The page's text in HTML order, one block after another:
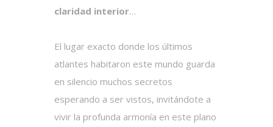
claridad interior…
El lugar exacto donde los últimos
atlantes habitaron este mundo guarda
en silencio muchos secretos
esperando a ser vistos, invitándote a
vivir la profunda armonía en este plano